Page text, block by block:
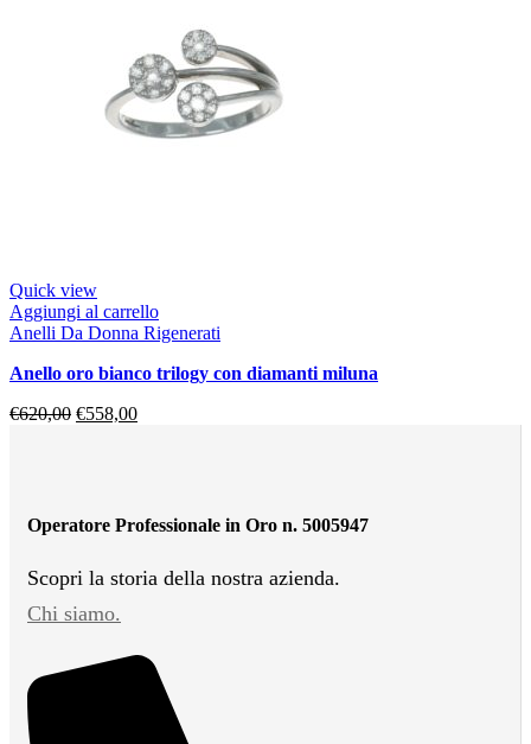
Quick view
Aggiungi al carrello
Anelli Da Donna Rigenerati
anello oro bianco trilogy con diamanti miluna
€620,00 €558,00
Operatore Professionale in Oro n. 5005947
Scopri la storia della nostra azienda.
Chi siamo.